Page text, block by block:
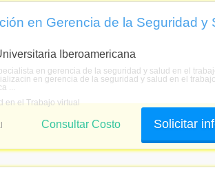
en Gerencia de la Seguridad y
Iberoamericana
en gerencia de la seguridad y salud en el
en gerencia de la seguridad y salud en el
...
en el Trabajo virtual
Solicitar
Consultar Costo